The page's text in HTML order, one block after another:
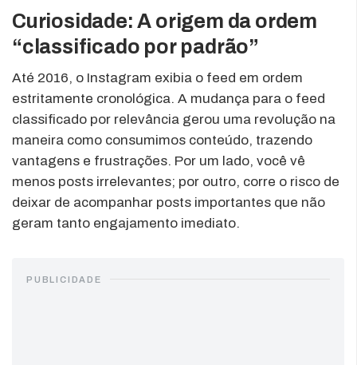
Curiosidade: A origem da ordem
“classificado por padrão”
Até 2016, o Instagram exibia o feed em ordem
estritamente cronológica. A mudança para o feed
classificado por relevância gerou uma revolução na
maneira como consumimos conteúdo, trazendo
vantagens e frustrações. Por um lado, você vê
menos posts irrelevantes; por outro, corre o risco de
deixar de acompanhar posts importantes que não
geram tanto engajamento imediato.
PUBLICIDADE